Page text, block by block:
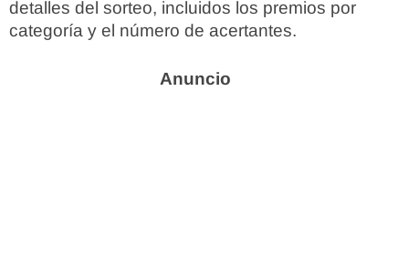
detalles del sorteo, incluidos los premios por
categoría y el número de acertantes.